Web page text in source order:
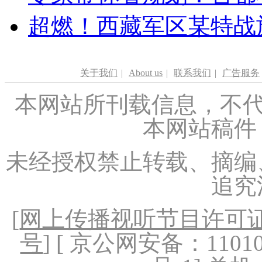
超燃！西藏军区某特
关于我们 | About us | 联系我们 | 广告服务
本网站所刊载信息，不
本网站稿
未经授权禁止转载、摘
追
[网上传播视听节目许可
号] [ 京公网安备：